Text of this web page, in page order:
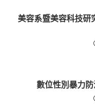
美容系暨美容科技研
數位性別暴力